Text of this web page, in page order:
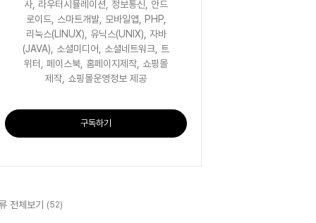
사, 라우터시뮬레이션, 정보통신, 안드
로이드, 스마트개발, 모바일앱, PHP,
리눅스(LINUX), 유닉스(UNIX), 자바
(JAVA), 소셜미디어, 소셜네트워크, 트
위터, 페이스북, 홈페이지제작, 쇼핑몰
제작, 쇼핑몰운영정보 제공
구독하기
전체보기 (52)